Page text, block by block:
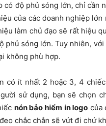
độ phủ sóng lớn, chỉ cần
của các doanh nghiệp lớn
làm chủ đạo sẽ rất hiệu
sóng lớn. Tuy nhiên,
không phù hợp.
có ít nhất 2 hoặc 3, 4
sử dụng, bạn sẽ chọn
nón bảo hiểm in logo của
chắc chắn sẽ vứt đi chứ